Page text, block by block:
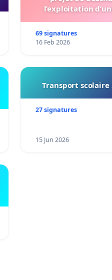
l’exploitation
69 signatures
16 Feb 2026
Transport scolaire
27 signatures
15 Jun 2026